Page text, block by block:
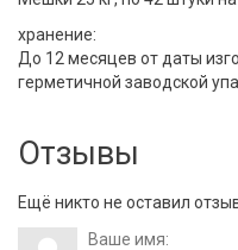
хранение:
До 12 месяцев от даты
герметичной заводской
Отзывы
Ещё никто не оставил
Ваше имя: